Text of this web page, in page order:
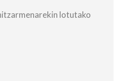
lotutako